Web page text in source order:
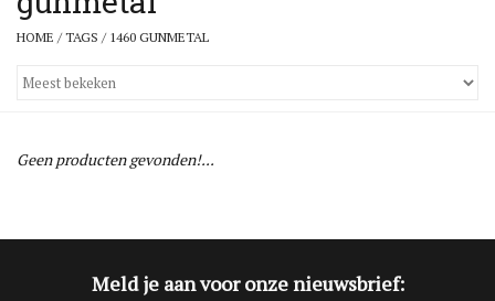
Jongens
Accessoires
HOME /TAGS / 1460 GUNMETAL
Geen producten gevonden!...
Meld je aan voor onze nieuwsbrief: